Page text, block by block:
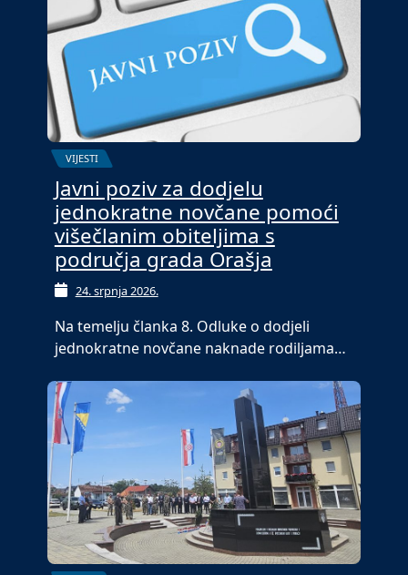
VIJESTI
Javni poziv za dodjelu
jednokratne novčane pomoći
višečlanim obiteljima s
područja grada Orašja
24. srpnja 2026.
Na temelju članka 8. Odluke o dodjeli
jednokratne novčane naknade rodiljama…